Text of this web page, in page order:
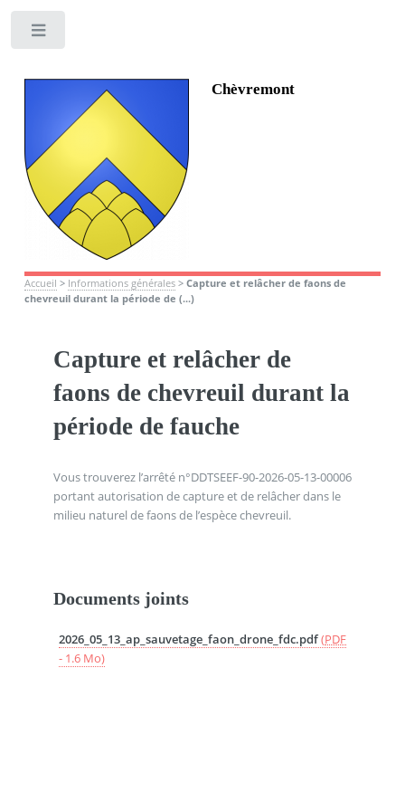
Chèvremont
Accueil > Informations générales> Capture et relâcher de faons de
chevreuil durant la période de (...)
Capture et relâcher de
faons de chevreuil durant la
période de fauche
Vous trouverez l’arrêté n°DDTSEEF-90-2026-05-13-00006
portant autorisation de capture et de relâcher dans le
milieu naturel de faons de l’espèce chevreuil.
Documents joints
2026_05_13_ap_sauvetage_faon_drone_fdc.pdf(PDF
- 1.6 Mo)